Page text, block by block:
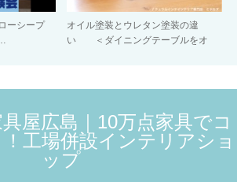
ーシープ
オイル塗装とウレタン塗装の違
い ＜ダイニングテーブルをオ
屋広島｜10万点家具でコ
工場併設インテリアショ
ップ